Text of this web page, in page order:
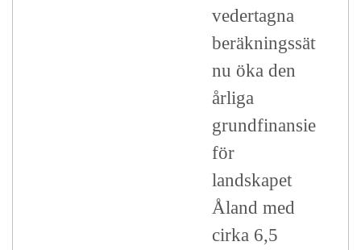
vedertagna
beräkningssätt
nu öka den
årliga
för
landskapet
Åland med
cirka 6,5